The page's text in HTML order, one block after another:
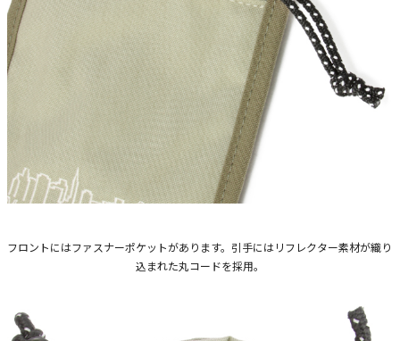
フロントにはファスナーポケットがあります。引手にはリフレクター素材が織り
込まれた丸コードを採用。